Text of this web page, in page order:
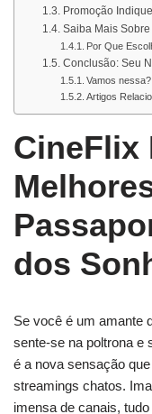
Promoção
Saiba Mais
Por Que
Conclusão: Seu
Vamos nessa?
Artigos
CineFlix
dos
Se você é um amante
sente-se na poltrona e
é a nova sensação
streamings chatos.
imensa de canais,